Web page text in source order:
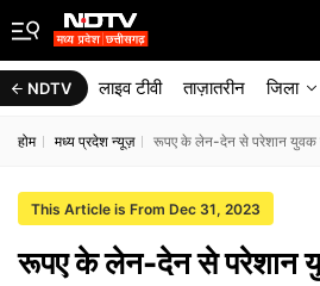
NDTV लाइव टीवी ताज़ातरीन जिला
होम मध्य प्रदेश न्यूज़ रूपए के लेन-देन से परेशान युवक ने
This Article is From Dec 31, 2023
रूपए के लेन-देन से परेशान